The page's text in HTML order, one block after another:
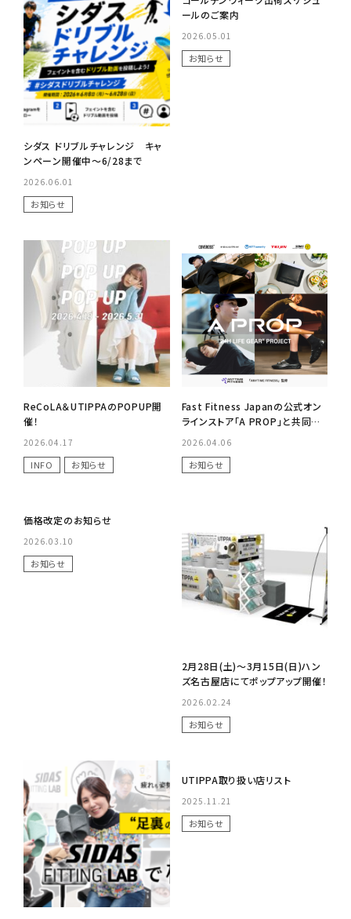
シダス ドリブルチャレンジ キャ
ンペーン開催中～6/28まで
2026.06.01
お知らせ
ールのご案内
2026.05.01
お知らせ
ReCoLA＆UTIPPAのPOPUP開
催！
2026.04.17
INFO お知らせ
Fast Fitness Japanの公式オン
ラインストア「A PROP」と共同開
2026.04.06
お知らせ
価格改定のお知らせ
2026.03.10
お知らせ
2月28日(土)〜3月15日(日)ハン
ズ名古屋店にてポップアップ開催！
2026.02.24
お知らせ
UTIPPA取り扱い店リスト
2025.11.21
お知らせ